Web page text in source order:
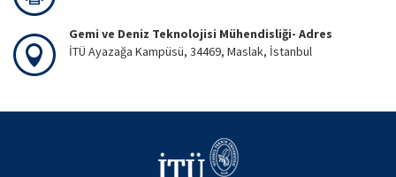
Gemi ve Deniz Teknolojisi Mühendisliği- Adres
İTÜ Ayazağa Kampüsü, 34469, Maslak, İstanbul